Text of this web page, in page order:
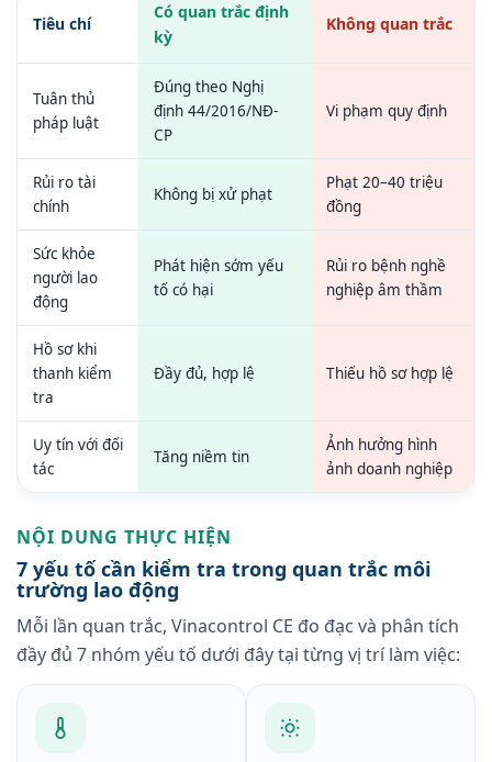
Tiêu chí
Có quan trắc định
kỳ
Không quan trắc
Tuân thủ
pháp luật
Đúng theo Nghị
định 44/2016/NĐ-
CP
Vi phạm quy định
Rủi ro tài
chính
Không bị xử phạt
Phạt 20–40 triệu
đồng
Sức khỏe
người lao
động
Phát hiện sớm yếu
tố có hại
Rủi ro bệnh nghề
nghiệp âm thầm
Hồ sơ khi
thanh kiểm
tra
Đầy đủ, hợp lệ Thiếu hồ sơ hợp lệ
Uy tín với đối
tác
Tăng niềm tin
Ảnh hưởng hình
ảnh doanh nghiệp
NỘI DUNG THỰC HIỆN
7 yếu tố cần kiểm tra trong quan trắc môi
trường lao động
Mỗi lần quan trắc, Vinacontrol CE đo đạc và phân tích
đầy đủ 7 nhóm yếu tố dưới đây tại từng vị trí làm việc: